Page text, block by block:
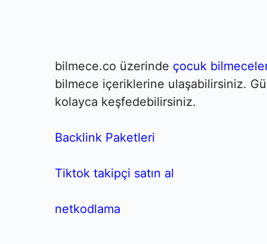
bilmece.co üzerinde çocuk
bilmece içeriklerine ulaşabilirsiniz.
kolayca keşfedebilirsiniz.
Backlink Paketleri
Tiktok takipçi satın al
netkodlama